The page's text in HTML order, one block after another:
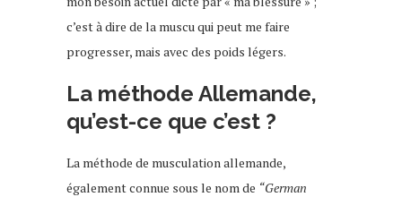
c’est à dire de la muscu qui peut me faire
progresser, mais avec des poids légers.
La méthode Allemande,
qu’est-ce que c’est ?
La méthode de musculation allemande,
également connue sous le nom de “German